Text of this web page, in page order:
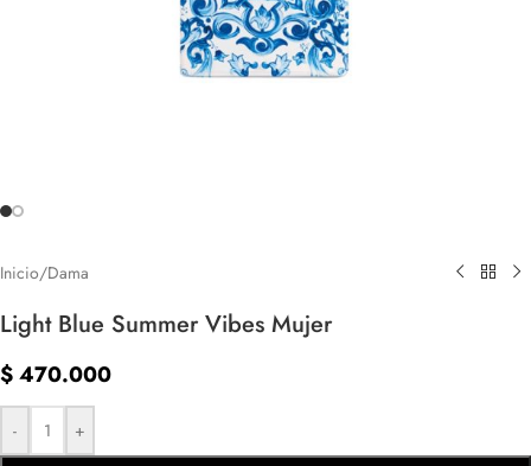
Inicio/Dama
Light Blue Summer Vibes Mujer
$470.000
- +